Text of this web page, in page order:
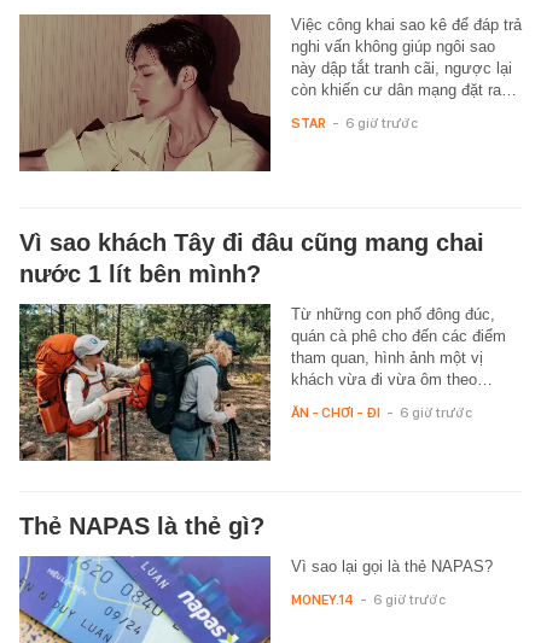
Việc công khai sao kê để đáp trả
nghi vấn không giúp ngôi sao
này dập tắt tranh cãi, ngược lại
còn khiến cư dân mạng đặt ra…
STAR - 6 giờ trước
Vì sao khách Tây đi đâu cũng mang chai
nước 1 lít bên mình?
Từ những con phố đông đúc,
quán cà phê cho đến các điểm
tham quan, hình ảnh một vị
khách vừa đi vừa ôm theo…
ĂN - CHƠI - ĐI - 6 giờ trước
Thẻ NAPAS là thẻ gì?
Vì sao lại gọi là thẻ NAPAS?
MONEY.14 - 6 giờ trước